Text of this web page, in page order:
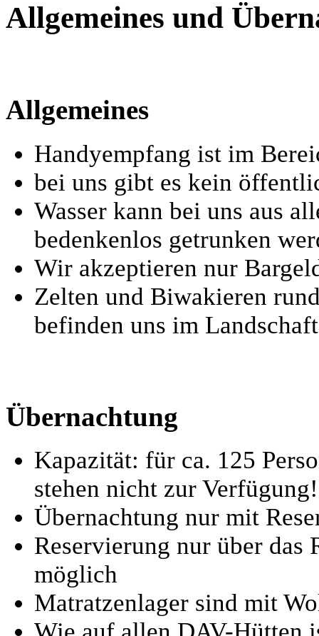
Allgemeines und
Allgemeines
Handyempfang ist im
bei uns gibt es kein
Wasser kann bei uns aus
bedenkenlos getrunken
Wir akzeptieren nur
Zelten und Biwakieren
befinden uns im
Übernachtung
Kapazität: für ca. 125
stehen nicht zur Verfügung!
Übernachtung nur mit
Reservierung nur über
möglich
Matratzenlager sind mit